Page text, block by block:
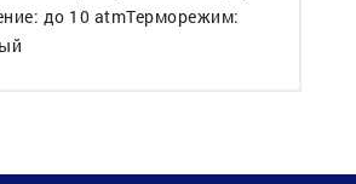
до 10 atmТерморежим: